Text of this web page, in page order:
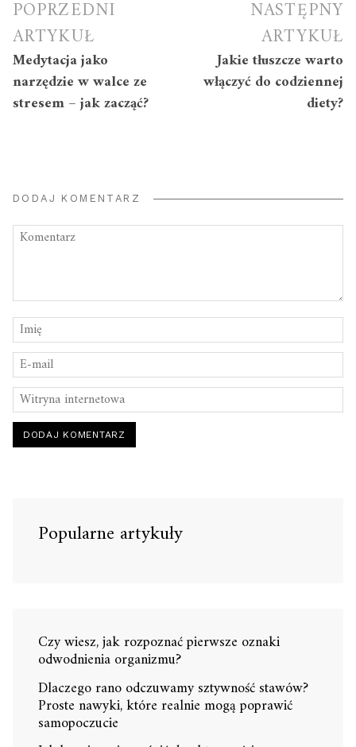
Nawigacja
wpisu
POPRZEDNI
ARTYKUŁ
Medytacja jako
narzędzie w walce ze
stresem – jak zacząć?
NASTĘPNY
ARTYKUŁ
Jakie tłuszcze warto
włączyć do codziennej
diety?
DODAJ KOMENTARZ
Popularne artykuły
Czy wiesz, jak rozpoznać pierwsze oznaki
odwodnienia organizmu?
Dlaczego rano odczuwamy sztywność stawów?
Proste nawyki, które realnie mogą poprawić
samopoczucie